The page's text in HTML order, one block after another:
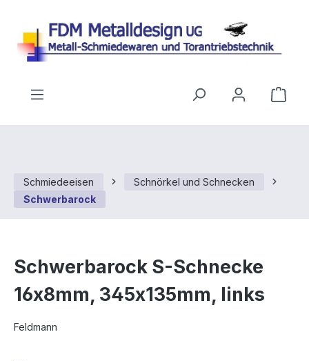
Schmiedeeisen
Schnörkel und Schnecken
Schwerbarock
Schwerbarock S-Schnecke
16x8mm, 345x135mm, links
Feldmann